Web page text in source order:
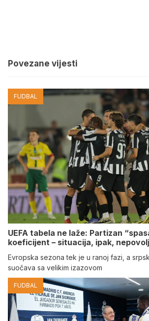
Povezane vijesti
FUDBAL
UEFA tabela ne laže: Partizan
koeficijent – situacija, ipak,
Evropska sezona tek je u ranoj fazi, a
suočava sa velikim izazovom
FUDBAL